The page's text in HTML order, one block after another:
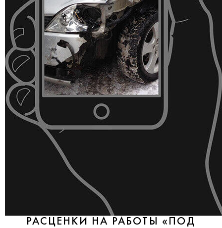
РАСЦЕНКИ НА РАБОТЫ «ПОД